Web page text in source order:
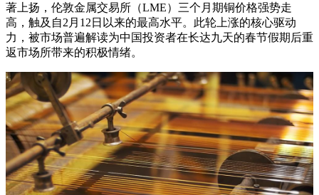
著上扬，伦敦金属交易所（LME）三个月期铜价格强势走
高，触及自2月12日以来的最高水平。此轮上涨的核心驱动
力，被市场普遍解读为中国投资者在长达九天的春节假期后重
返市场所带来的积极情绪。